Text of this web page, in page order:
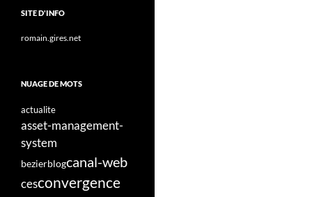
SITE D'INFO
romain.gires.net
NUAGE DE MOTS
actualite
asset-management-
system
bezierblogcanal-web
cesconvergence